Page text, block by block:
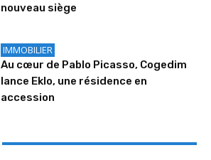
nouveau siège
IMMOBILIER
Au cœur de Pablo Picasso, Cogedim
lance Eklo, une résidence en
accession